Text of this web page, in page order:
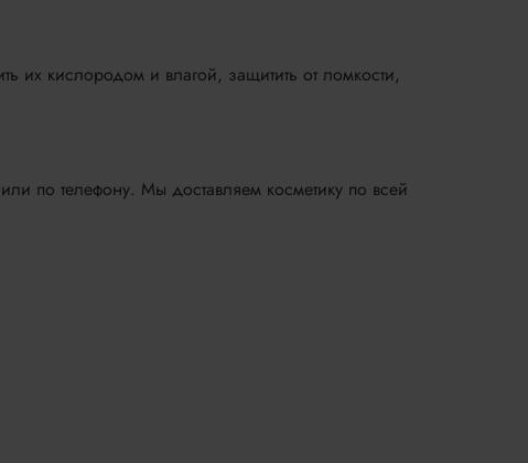
их кислородом и влагой, защитить от ломкости,
по телефону. Мы доставляем косметику по всей